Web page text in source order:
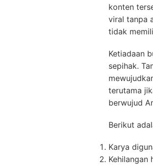
konten
viral tanpa
tidak
Ketiadaan
sepihak.
terutama
berwujud
Berikut
Karya
Kehilangan